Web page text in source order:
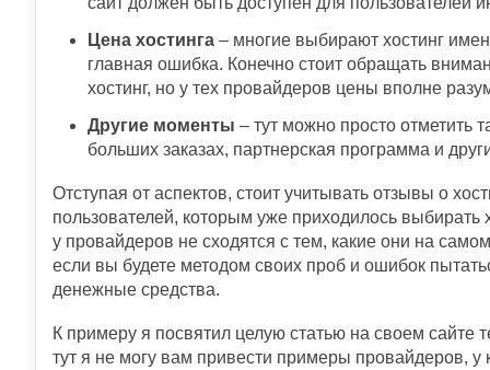
Цена хостинга – многие выбирают хостинг
главная ошибка. Конечно стоит обращать
хостинг, но у тех провайдеров цены вполне
Другие моменты – тут можно просто отметить
больших заказах, партнерская программа и
Отступая от аспектов, стоит учитывать отзывы о
пользователей, которым уже приходилось выбирать
у провайдеров не сходятся с тем, какие они на
если вы будете методом своих проб и ошибок
денежные средства.
К примеру я посвятил целую статью на своем сайте
тут я не могу вам привести примеры провайдеров, у